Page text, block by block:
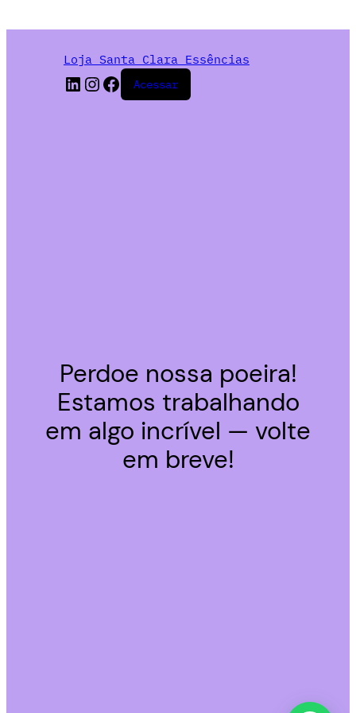
Loja Santa Clara Essências
Acessar
Perdoe nossa poeira!
Estamos trabalhando
em algo incrível — volte
em breve!